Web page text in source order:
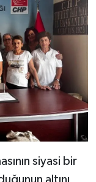
siyasi bir